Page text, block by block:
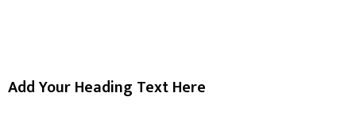
Add Your Heading Text Here